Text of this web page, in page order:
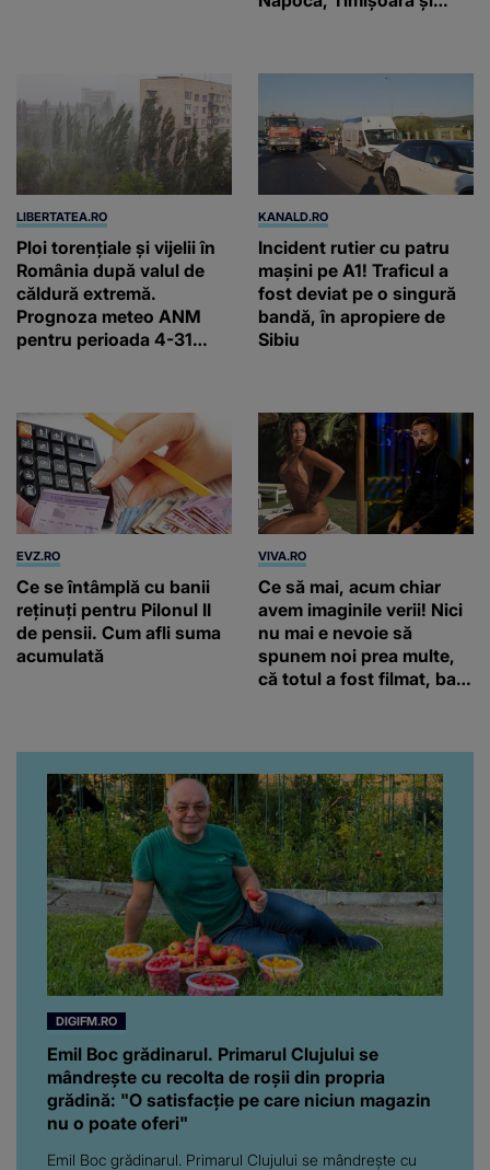
LIBERTATEA.RO
Ploi torențiale și vijelii în
România după valul de
căldură extremă.
Prognoza meteo ANM
pentru perioada 4-31
KANALD.RO
Incident rutier cu patru
mașini pe A1! Traficul a
fost deviat pe o singură
bandă, în apropiere de
Sibiu
EVZ.RO
Ce se întâmplă cu banii
reținuți pentru Pilonul II
de pensii. Cum afli suma
acumulată
VIVA.RO
Ce să mai, acum chiar
avem imaginile verii! Nici
nu mai e nevoie să
spunem noi prea multe,
că totul a fost filmat, ba
da, frumoasa iubită a lui
Florin Ristei e...
DIGIFM.RO
Emil Boc grădinarul. Primarul Clujului se
mândrește cu recolta de roșii din propria
grădină: "O satisfacție pe care niciun magazin
nu o poate oferi"
Emil Boc grădinarul. Primarul Clujului se mândrește cu